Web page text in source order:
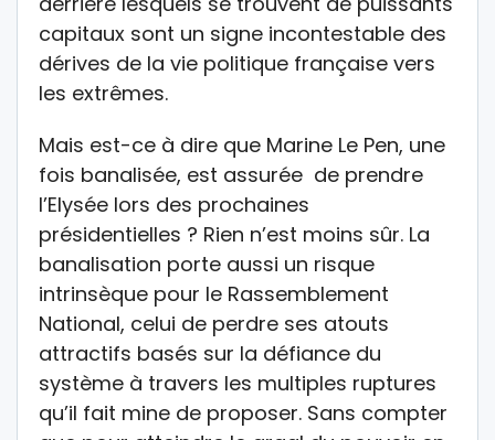
capitaux sont un signe incontestable des
dérives de la vie politique française vers
les extrêmes.
Mais est-ce à dire que Marine Le Pen, une
fois banalisée, est assurée de prendre
l’Elysée lors des prochaines
présidentielles ? Rien n’est moins sûr. La
banalisation porte aussi un risque
intrinsèque pour le Rassemblement
National, celui de perdre ses atouts
attractifs basés sur la défiance du
système à travers les multiples ruptures
qu’il fait mine de proposer. Sans compter